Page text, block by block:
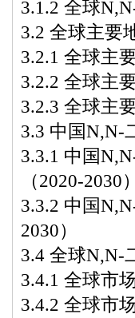
3.1.2 全球
3.2 全球主要
3.2.1 全球主
3.2.2 全球主
3.2.3 全球主
3.3 中国N,N-
3.3.1 中国
（2020-2030）
3.3.2 中国
2030）
3.4 全球N,N-
3.4.1 全球市
3.4.2 全球市